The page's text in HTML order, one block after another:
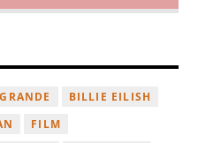
BILLIE EILISH
FILM